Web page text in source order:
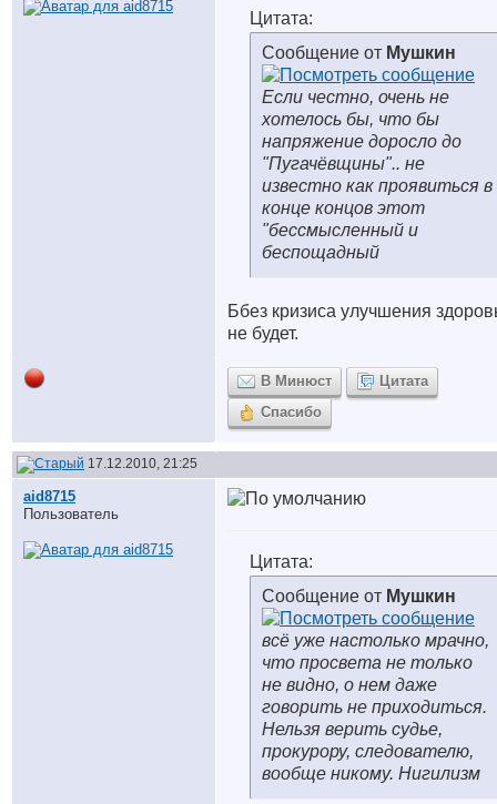
Цитата:
Сообщение от Мушкин
Если честно, очень не
хотелось бы, что бы
напряжение доросло до
"Пугачёвщины".. не
известно как проявиться в
конце концов этот
"бессмысленный и
беспощадный
Ббез кризиса улучшения
не будет.
В Минюст
Цитата
Спасибо
17.12.2010, 21:25
aid8715
Пользователь
Цитата:
Сообщение от Мушкин
всё уже настолько мрачно,
что просвета не только
не видно, о нем даже
говорить не приходиться.
Нельзя верить судье,
прокурору, следователю,
вообще никому. Нигилизм